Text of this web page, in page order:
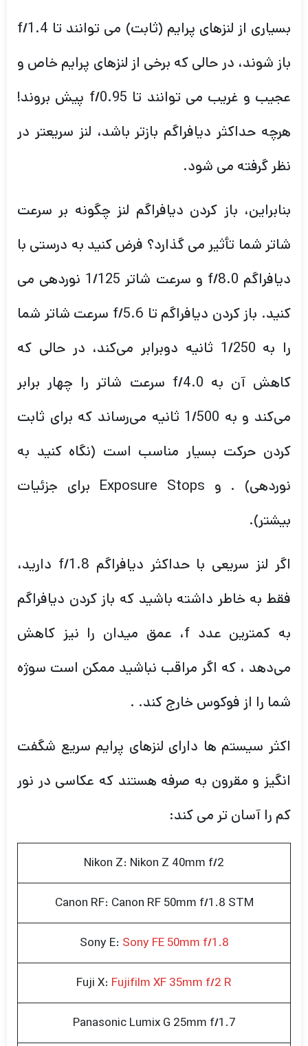
بسیاری از لنزهای پرایم (ثابت) می توانند تا f/1.4
باز شوند، در حالی که برخی از لنزهای پرایم خاص و
عجیب و غریب می توانند تا f/0.95 پیش بروند!
هرچه حداکثر دیافراگم بازتر باشد، لنز سریعتر در
نظر گرفته می شود.
بنابراین، باز کردن دیافراگم لنز چگونه بر سرعت
شاتر شما تأثیر می گذارد؟ فرض کنید به درستی با
دیافراگم f/8.0 و سرعت شاتر 1/125 نوردهی می
کنید. باز کردن دیافراگم تا f/5.6 سرعت شاتر شما
را به 1/250 ثانیه دوبرابر می‌کند، در حالی که
کاهش آن به f/4.0 سرعت شاتر را چهار برابر
می‌کند و به 1/500 ثانیه می‌رساند که برای ثابت
کردن حرکت بسیار مناسب است (نگاه کنید به
نوردهی) . و Exposure Stops برای جزئیات
بیشتر).
اگر لنز سریعی با حداکثر دیافراگم f/1.8 دارید،
فقط به خاطر داشته باشید که باز کردن دیافراگم
به کمترین عدد f، عمق میدان را نیز کاهش
می‌دهد ، که اگر مراقب نباشید ممکن است سوژه
شما را از فوکوس خارج کند. .
اکثر سیستم ها دارای لنزهای پرایم سریع شگفت
انگیز و مقرون به صرفه هستند که عکاسی در نور
کم را آسان تر می کند:
Nikon Z: Nikon Z 40mm f/2
Canon RF: Canon RF 50mm f/1.8 STM
Sony E: Sony FE 50mm f/1.8
Fuji X: Fujifilm XF 35mm f/2 R
Panasonic Lumix G 25mm f/1.7